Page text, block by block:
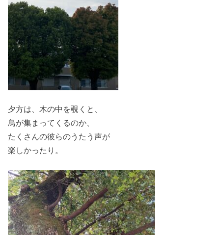
夕方は、木の中を覗くと、
鳥が集まってくるのか、
たくさんの彼らのうたう声が
楽しかったり。